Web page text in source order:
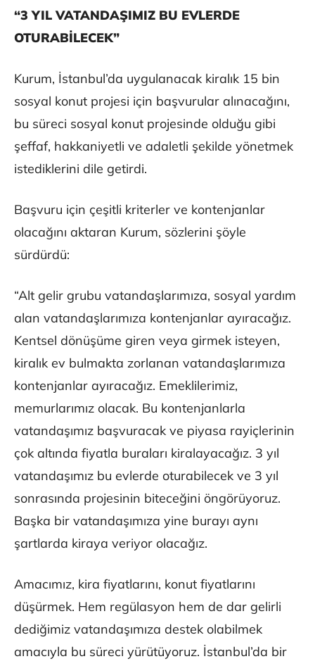
“3 YIL VATANDAŞIMIZ BU EVLERDE
OTURABİLECEK”
Kurum, İstanbul’da uygulanacak kiralık 15 bin
sosyal konut projesi için başvurular alınacağını,
bu süreci sosyal konut projesinde olduğu gibi
şeffaf, hakkaniyetli ve adaletli şekilde yönetmek
istediklerini dile getirdi.
Başvuru için çeşitli kriterler ve kontenjanlar
olacağını aktaran Kurum, sözlerini şöyle
sürdürdü:
“Alt gelir grubu vatandaşlarımıza, sosyal yardım
alan vatandaşlarımıza kontenjanlar ayıracağız.
Kentsel dönüşüme giren veya girmek isteyen,
kiralık ev bulmakta zorlanan vatandaşlarımıza
kontenjanlar ayıracağız. Emeklilerimiz,
memurlarımız olacak. Bu kontenjanlarla
vatandaşımız başvuracak ve piyasa rayiçlerinin
çok altında fiyatla buraları kiralayacağız. 3 yıl
vatandaşımız bu evlerde oturabilecek ve 3 yıl
sonrasında projesinin biteceğini öngörüyoruz.
Başka bir vatandaşımıza yine burayı aynı
şartlarda kiraya veriyor olacağız.
Amacımız, kira fiyatlarını, konut fiyatlarını
düşürmek. Hem regülasyon hem de dar gelirli
dediğimiz vatandaşımıza destek olabilmek
amacıyla bu süreci yürütüyoruz. İstanbul’da bir